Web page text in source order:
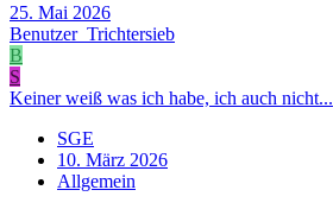
25. Mai 2026
Benutzer_Trichtersieb
B
S
Keiner weiß was ich habe, ich auch nicht...
SGE
10. März 2026
Allgemein